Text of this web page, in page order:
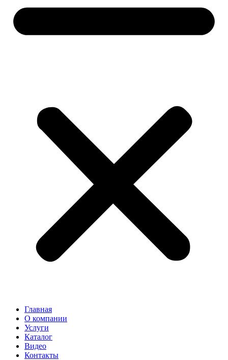
Главная
О компании
Услуги
Каталог
Видео
Контакты